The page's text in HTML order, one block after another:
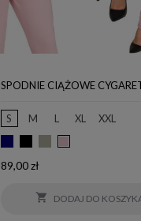
SPODNIE CIĄŻOWE
S M L XL
XXL
Pudrowy
Cena
89,00 zł
 DODAJ DO